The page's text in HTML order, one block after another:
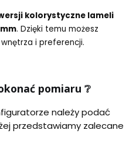
wersji kolorystyczne lameli
. Dzięki temu możesz
i preferencji.
pomiaru ❔
należy podać
przedstawiamy zalecane